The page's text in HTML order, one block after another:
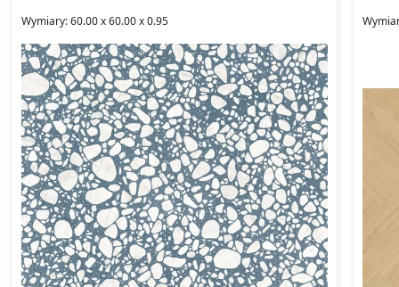
Wymiary: 60.00 x 60.00 x 0.95